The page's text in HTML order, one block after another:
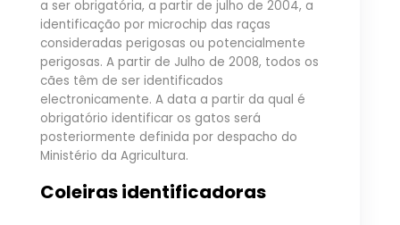
a ser obrigatória, a partir de julho de 2004, a
identificação por microchip das raças
consideradas perigosas ou potencialmente
perigosas. A partir de Julho de 2008, todos os
cães têm de ser identificados
electronicamente. A data a partir da qual é
obrigatório identificar os gatos será
posteriormente definida por despacho do
Ministério da Agricultura.
Coleiras identificadoras